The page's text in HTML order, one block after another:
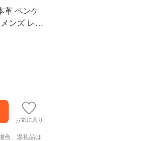
革 ペンケ
ンズ レデ
お気に入り
合、返礼品は